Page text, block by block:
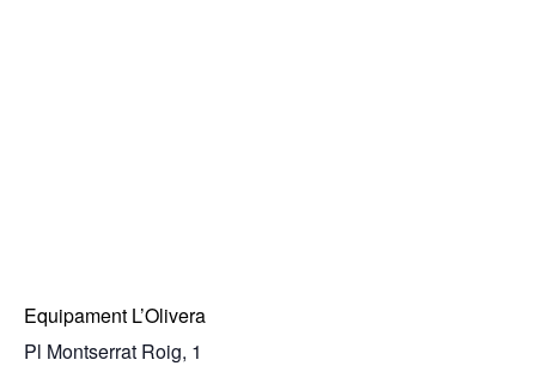
Equipament L’Olivera
Pl Montserrat Roig, 1